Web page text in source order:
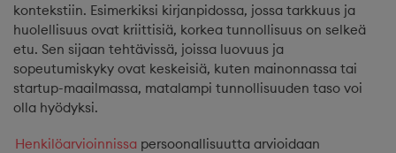
kontekstiin. Esimerkiksi kirjanpidossa, jossa tarkkuus ja
huolellisuus ovat kriittisiä, korkea tunnollisuus on selkeä
etu. Sen sijaan tehtävissä, joissa luovuus ja
sopeutumiskyky ovat keskeisiä, kuten mainonnassa tai
startup-maailmassa, matalampi tunnollisuuden taso voi
olla hyödyksi.
Henkilöarvioinnissa persoonallisuutta arvioidaan